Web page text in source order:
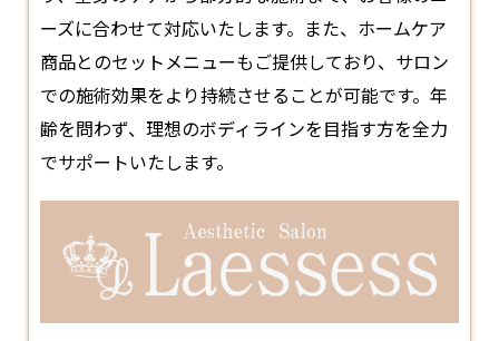
ーズに合わせて対応いたします。また、ホームケア
商品とのセットメニューもご提供しており、サロン
での施術効果をより持続させることが可能です。年
齢を問わず、理想のボディラインを目指す方を全力
でサポートいたします。